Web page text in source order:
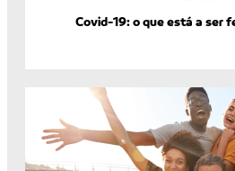
Covid-19: o que está a ser